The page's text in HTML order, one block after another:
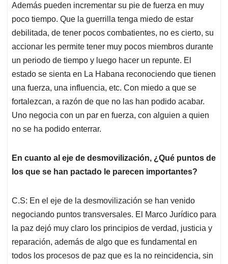
Además pueden incrementar su pie de fuerza en muy
poco tiempo. Que la guerrilla tenga miedo de estar
debilitada, de tener pocos combatientes, no es cierto, su
accionar les permite tener muy pocos miembros durante
un periodo de tiempo y luego hacer un repunte. El
estado se sienta en La Habana reconociendo que tienen
una fuerza, una influencia, etc. Con miedo a que se
fortalezcan, a razón de que no las han podido acabar.
Uno negocia con un par en fuerza, con alguien a quien
no se ha podido enterrar.
En cuanto al eje de desmovilización, ¿Qué puntos de
los que se han pactado le parecen importantes?
C.S: En el eje de la desmovilización se han venido
negociando puntos transversales. El Marco Jurídico para
la paz dejó muy claro los principios de verdad, justicia y
reparación, además de algo que es fundamental en
todos los procesos de paz que es la no reincidencia, sin